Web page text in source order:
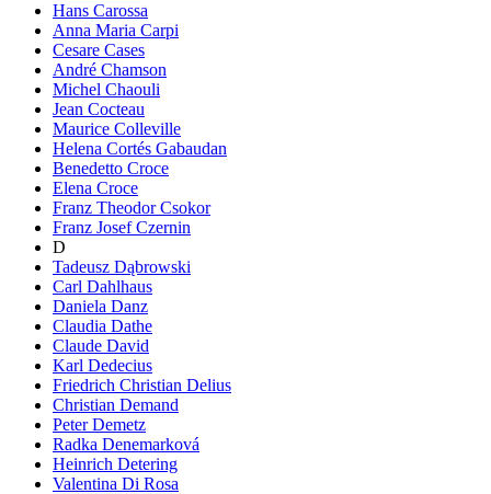
Hans Carossa
Anna Maria Carpi
Cesare Cases
André Chamson
Michel Chaouli
Jean Cocteau
Maurice Colleville
Helena Cortés Gabaudan
Benedetto Croce
Elena Croce
Franz Theodor Csokor
Franz Josef Czernin
D
Tadeusz Dąbrowski
Carl Dahlhaus
Daniela Danz
Claudia Dathe
Claude David
Karl Dedecius
Friedrich Christian Delius
Christian Demand
Peter Demetz
Radka Denemarková
Heinrich Detering
Valentina Di Rosa